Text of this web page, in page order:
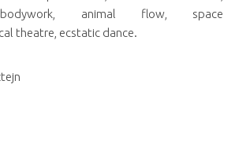
bodywork, animal flow, space
theatre, ecstatic dance.